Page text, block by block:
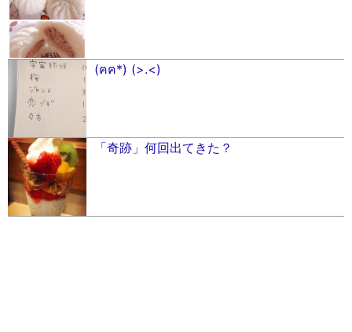
(ฅฅ*) (>.<)
「奇跡」何回出てきた？